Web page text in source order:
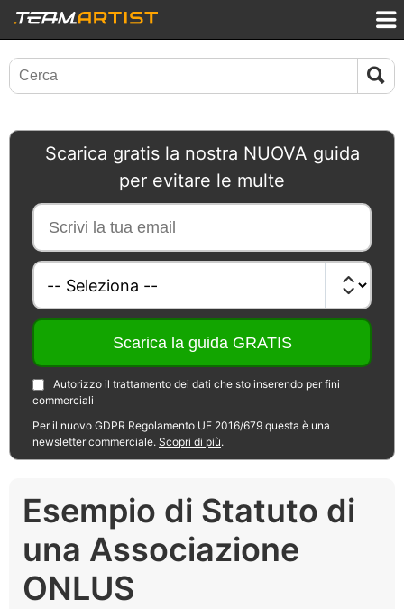
Scarica gratis la nostra NUOVA guida
per evitare le multe
Autorizzo il trattamento dei dati che sto inserendo per fini
commerciali
Per il nuovo GDPR Regolamento UE 2016/679 questa è una
newsletter commerciale. Scopri di più.
Esempio di Statuto di
una Associazione
ONLUS